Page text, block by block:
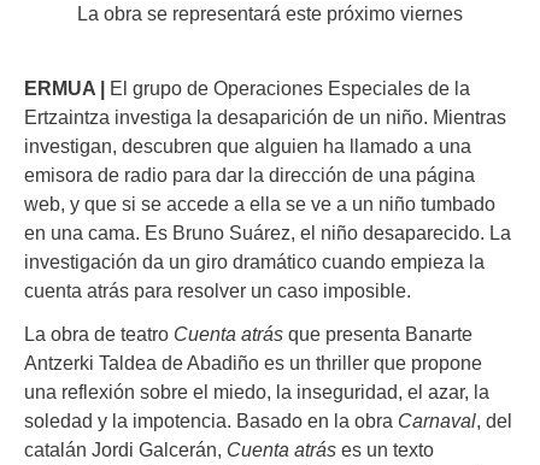
La obra se representará este próximo viernes
ERMUA | El grupo de Operaciones Especiales de la
Ertzaintza investiga la desaparición de un niño. Mientras
investigan, descubren que alguien ha llamado a una
emisora de radio para dar la dirección de una página
web, y que si se accede a ella se ve a un niño tumbado
en una cama. Es Bruno Suárez, el niño desaparecido. La
investigación da un giro dramático cuando empieza la
cuenta atrás para resolver un caso imposible.
La obra de teatro Cuenta atrás que presenta Banarte
Antzerki Taldea de Abadiño es un thriller que propone
una reflexión sobre el miedo, la inseguridad, el azar, la
soledad y la impotencia. Basado en la obra Carnaval, del
catalán Jordi Galcerán, Cuenta atrás es un texto